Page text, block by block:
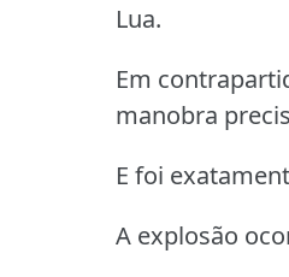
Lua.
Em
manobra
E foi
A explosão